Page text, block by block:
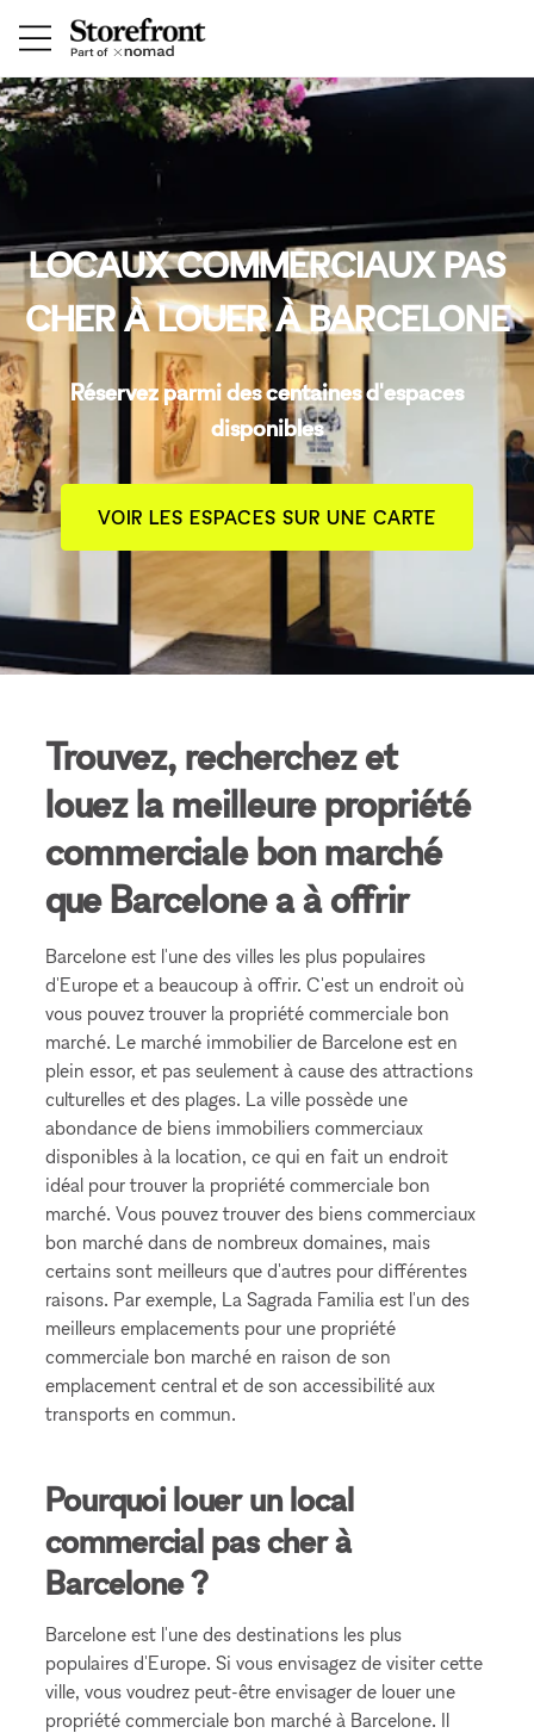
LOCAUX COMMERCIAUX PAS
CHER À LOUER À BARCELONE
Réservez parmi des centaines d'espaces
disponibles
VOIR LES ESPACES SUR UNE CARTE
Trouvez, recherchez et
louez la meilleure propriété
commerciale bon marché
que Barcelone a à offrir
Barcelone est l'une des villes les plus populaires
d'Europe et a beaucoup à offrir. C'est un endroit où
vous pouvez trouver la propriété commerciale bon
marché. Le marché immobilier de Barcelone est en
plein essor, et pas seulement à cause des attractions
culturelles et des plages. La ville possède une
abondance de biens immobiliers commerciaux
disponibles à la location, ce qui en fait un endroit
idéal pour trouver la propriété commerciale bon
marché. Vous pouvez trouver des biens commerciaux
bon marché dans de nombreux domaines, mais
certains sont meilleurs que d'autres pour différentes
raisons. Par exemple, La Sagrada Familia est l'un des
meilleurs emplacements pour une propriété
commerciale bon marché en raison de son
emplacement central et de son accessibilité aux
transports en commun.
Pourquoi louer un local
commercial pas cher à
Barcelone ?
Barcelone est l'une des destinations les plus
populaires d'Europe. Si vous envisagez de visiter cette
ville, vous voudrez peut-être envisager de louer une
propriété commerciale bon marché à Barcelone. Il